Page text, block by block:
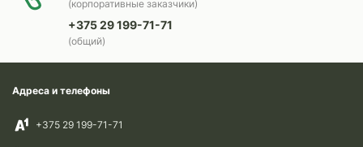
(корпоративные заказчики)
+375 29 199-71-71
(общий)
Адреса и телефоны
+375 29 199-71-71